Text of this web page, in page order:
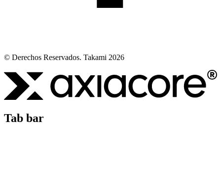
© Derechos Reservados. Takami 2026
Tab bar